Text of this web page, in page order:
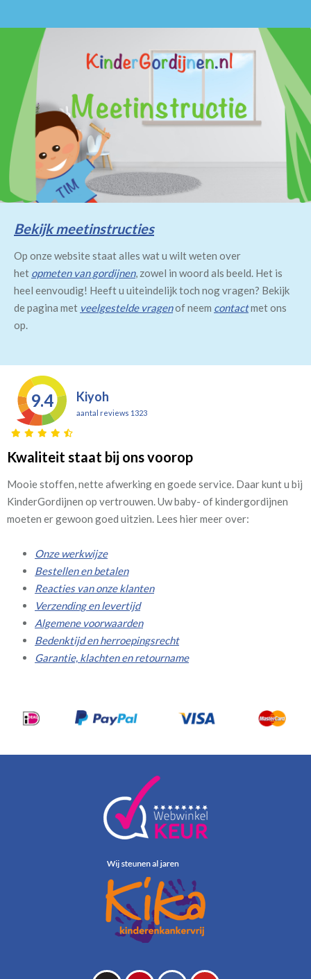
Bekijk meetinstructies
Op onze website staat alles wat u wilt weten over
het opmeten van gordijnen, zowel in woord als beeld. Het is
heel eenvoudig! Heeft u uiteindelijk toch nog vragen? Bekijk
de pagina met veelgestelde vragenof neem contactmet ons
op.
9.4 Kiyoh
aantal reviews 1323
Kwaliteit staat bij ons voorop
Mooie stoffen, nette afwerking en goede service. Daar kunt u bij
KinderGordijnen op vertrouwen. Uw baby- of kindergordijnen
moeten er gewoon goed uitzien. Lees hier meer over:
Onze werkwijze
Bestellen en betalen
Reacties van onze klanten
Verzending en levertijd
Algemene voorwaarden
Bedenktijd en herroepingsrecht
Garantie, klachten en retourname